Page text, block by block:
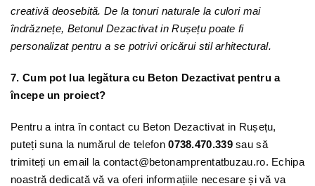
creativă deosebită. De la tonuri naturale la culori mai
îndrăznețe, Betonul Dezactivat in Rușețu poate fi
personalizat pentru a se potrivi oricărui stil arhitectural.
7. Cum pot lua legătura cu Beton Dezactivat pentru a
începe un proiect?
Pentru a intra în contact cu Beton Dezactivat in Rușețu,
puteți suna la numărul de telefon0738.470.339sau să
trimiteți un email la contact@betonamprentatbuzau.ro. Echipa
noastră dedicată vă va oferi informațiile necesare și vă va